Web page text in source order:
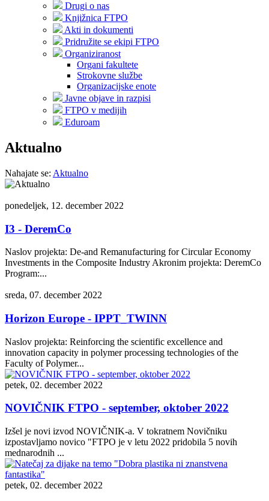
Drugi o nas
Knjižnica FTPO
Akti in dokumenti
Pridružite se ekipi FTPO
Organiziranost
Organi fakultete
Strokovne službe
Organizacijske enote
Javne objave in razpisi
FTPO v medijih
Eduroam
Aktualno
Nahajate se: Aktualno
ponedeljek, 12. december 2022
I3 - DeremCo
Naslov projekta: De-and Remanufacturing for Circular Economy
Investments in the Composite Industry Akronim projekta: DeremCo
Program:...
sreda, 07. december 2022
Horizon Europe - IPPT_TWINN
Naslov projekta: Reinforcing the scientific excellence and
innovation capacity in polymer processing technologies of the
Faculty of Polymer...
petek, 02. december 2022
NOVIČNIK FTPO - september, oktober 2022
Izšel je novi izvod NOVIČNIK-a. V tokratnem Novičniku
izpostavljamo novico "FTPO je v letu 2022 pridobila 5 novih
mednarodnih ...
petek, 02. december 2022